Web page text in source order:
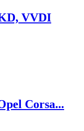
VVDI
Corsa...